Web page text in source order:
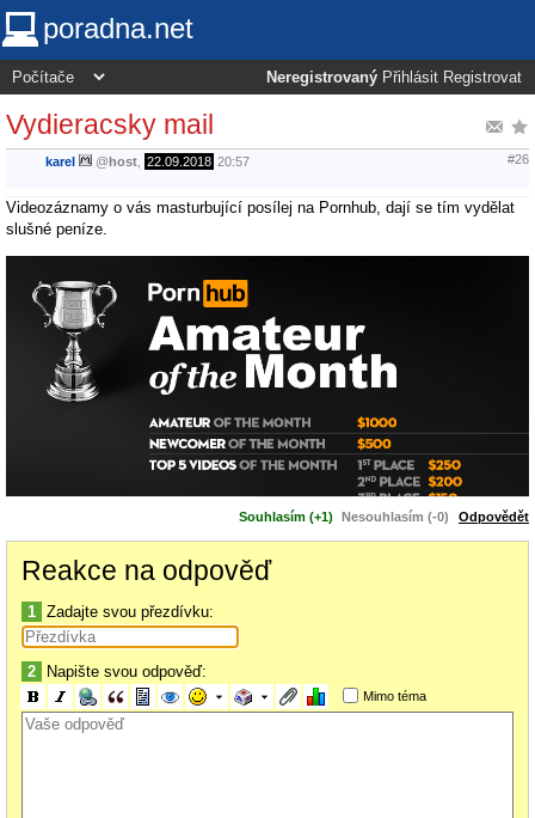
poradna.net
Neregistrovaný Přihlásit Registrovat
Vydieracsky mail
karel @host 22.09.2018 20:57 #26
Videozáznamy o vás masturbující posílej na Pornhub, dají se tím vydělat
slušné peníze.
pornhub.jpg
156.59 KiB
Souhlasím (+1) Nesouhlasím (-0) Odpovědět
Reakce na odpověď
1 Zadajte svou přezdívku:
2 Napište svou odpověď:
Mimo téma